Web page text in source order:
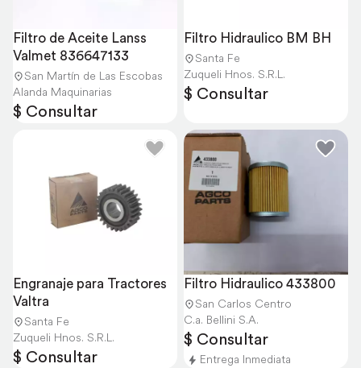
Filtro de Aceite Lanss
Valmet 836647133
San Martín de Las Escobas
Alanda Maquinarias
$ Consultar
Filtro Hidraulico BM BH
Santa Fe
Zuqueli Hnos. S.R.L.
$ Consultar
Engranaje para Tractores
Valtra
Santa Fe
Zuqueli Hnos. S.R.L.
$ Consultar
Filtro Hidraulico 433800
San Carlos Centro
C.a. Bellini S.A.
$ Consultar
Entrega Inmediata